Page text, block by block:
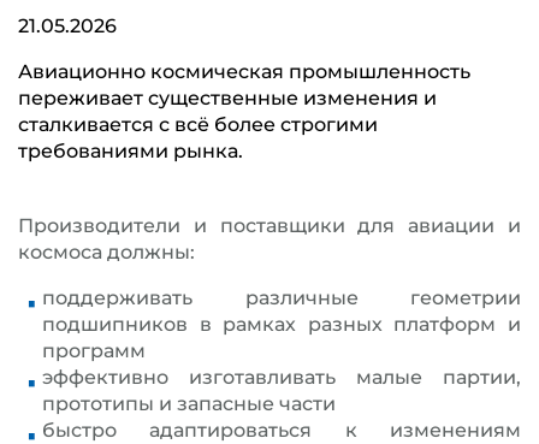
21.05.2026
Авиационно космическая промышленность
переживает существенные изменения и
сталкивается с всё более строгими
требованиями рынка.
Производители и поставщики для авиации и
космоса должны:
поддерживать различные геометрии
подшипников в рамках разных платформ и
программ
эффективно изготавливать малые партии,
прототипы и запасные части
быстро адаптироваться к изменениям